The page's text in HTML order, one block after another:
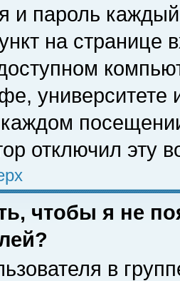
и пароль
на
университете
отключил эту
чтобы я не
в